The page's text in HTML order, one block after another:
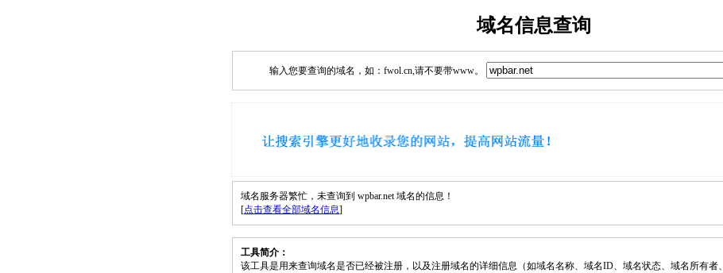
域名信息查询
输入您要查询的域名，如：fwol.cn,请不要带www。
域名服务器繁忙，未查询到 wpbar.net 域名的信息！
[点击查看全部域名信息]
工具简介：
该工具是用来查询域名是否已经被注册，以及注册域名的详细信息（如域名名称、域名ID、域名状态、域名所有者